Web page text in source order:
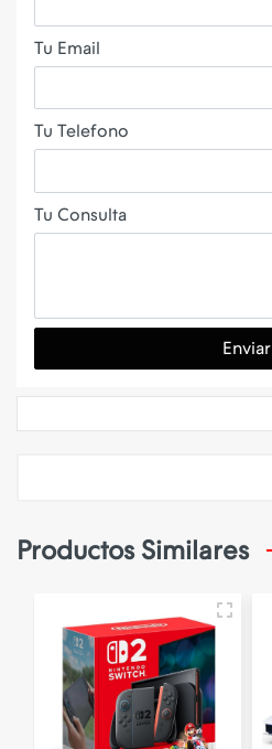
Tu Email
Tu Telefono
Tu Consulta
Enviar
Productos Similares